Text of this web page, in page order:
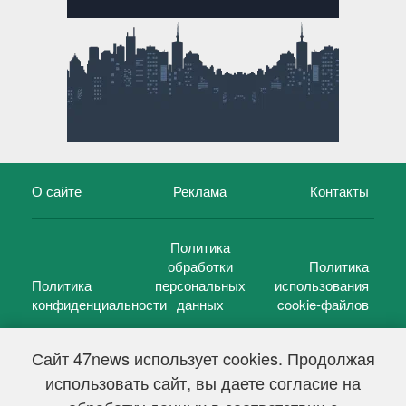
Сайт 47news использует cookies. Продолжая
использовать сайт, вы даете согласие на
О сайте Реклама Контакты
Политика
конфиденциальности
Политика
обработки
персональных
данных
Политика
использования
cookie-файлов
47 новостей (47 news)2005 — 2026 г.